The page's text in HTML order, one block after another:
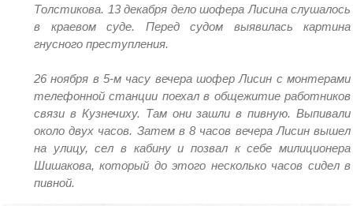
Толстикова. 13 декабря дело шофера Лисина слушалось
в краевом суде. Перед судом выявилась картина
гнусного преступления.
26 ноября в 5-м часу вечера шофер Лисин с монтерами
телефонной станции поехал в общежитие работников
связи в Кузнечиху. Там они зашли в пивную. Выпивали
около двух часов. Затем в 8 часов вечера Лисин вышел
на улицу, сел в кабину и позвал к себе милиционера
Шишакова, который до этого несколько часов сидел в
пивной.